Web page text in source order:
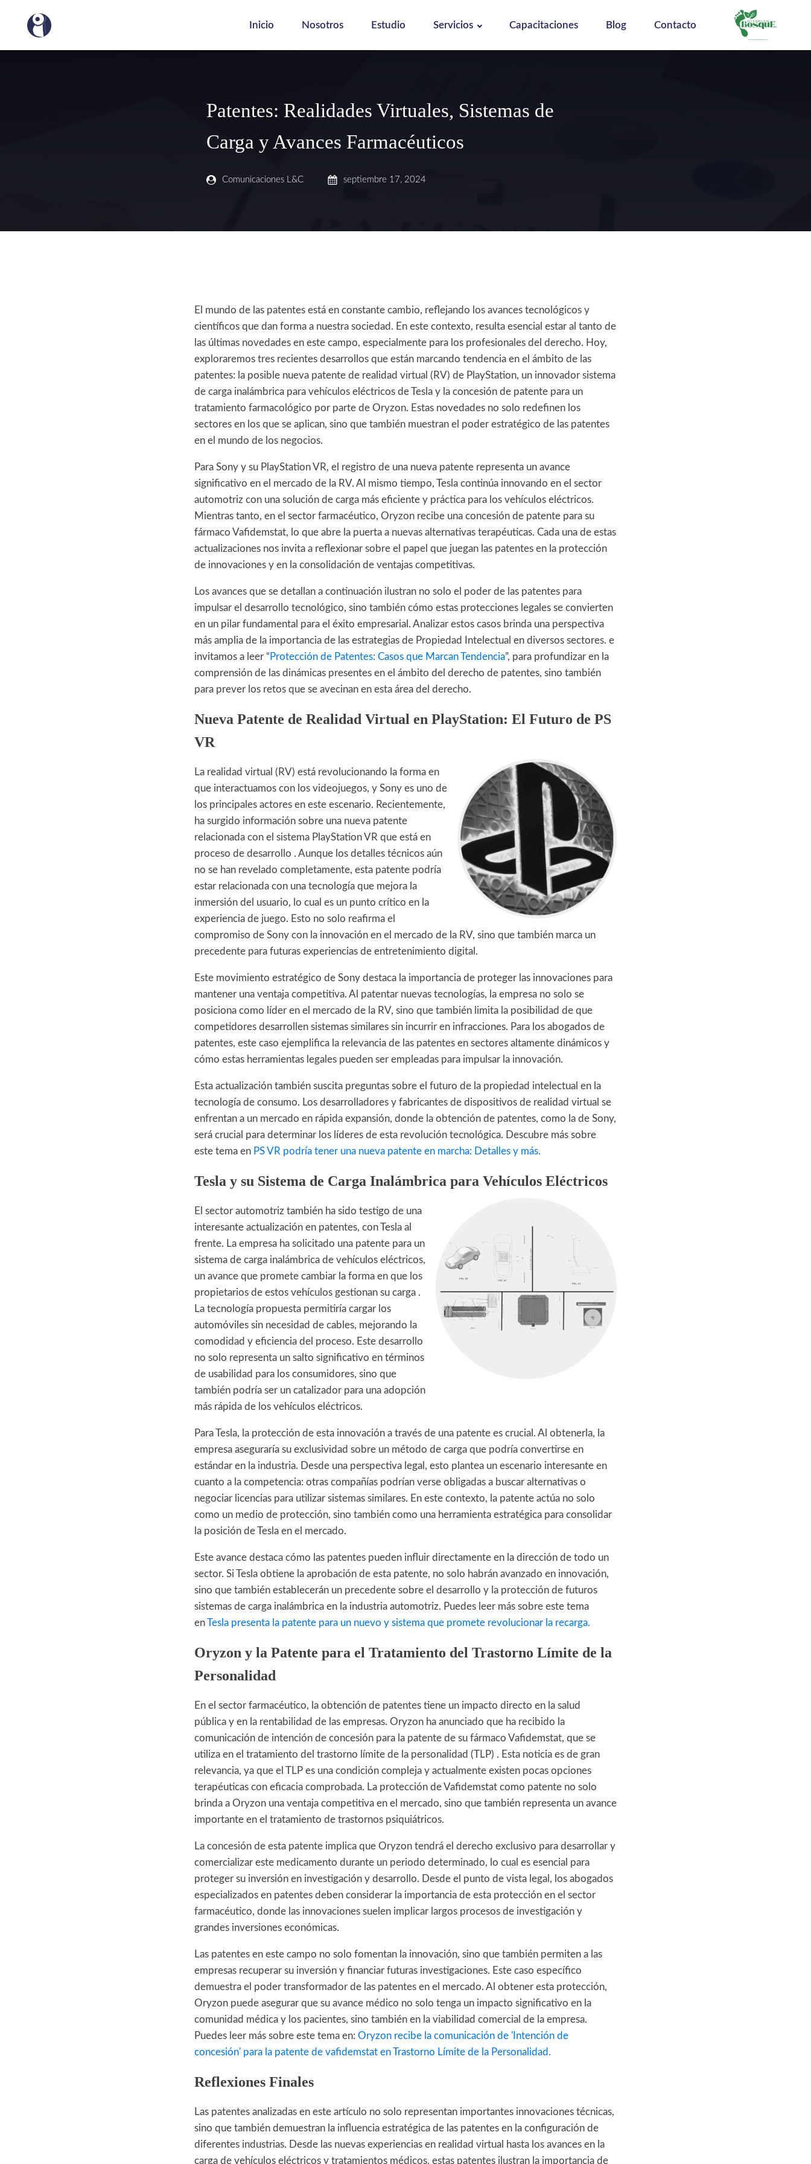
Inicio Nosotros Estudio Servicios Capacitaciones Blog Contacto
Patentes: Realidades Virtuales, Sistemas de
Carga y Avances Farmacéuticos
Comunicaciones L&C septiembre 17, 2024
El mundo de las patentes está en constante cambio, reflejando los avances tecnológicos y
científicos que dan forma a nuestra sociedad. En este contexto, resulta esencial estar al tanto de
las últimas novedades en este campo, especialmente para los profesionales del derecho. Hoy,
exploraremos tres recientes desarrollos que están marcando tendencia en el ámbito de las
patentes: la posible nueva patente de realidad virtual (RV) de PlayStation, un innovador sistema
de carga inalámbrica para vehículos eléctricos de Tesla y la concesión de patente para un
tratamiento farmacológico por parte de Oryzon. Estas novedades no solo redefinen los
sectores en los que se aplican, sino que también muestran el poder estratégico de las patentes
en el mundo de los negocios.
Para Sony y su PlayStation VR, el registro de una nueva patente representa un avance
significativo en el mercado de la RV. Al mismo tiempo, Tesla continúa innovando en el sector
automotriz con una solución de carga más eficiente y práctica para los vehículos eléctricos.
Mientras tanto, en el sector farmacéutico, Oryzon recibe una concesión de patente para su
fármaco Vafidemstat, lo que abre la puerta a nuevas alternativas terapéuticas. Cada una de estas
actualizaciones nos invita a reflexionar sobre el papel que juegan las patentes en la protección
de innovaciones y en la consolidación de ventajas competitivas.
Los avances que se detallan a continuación ilustran no solo el poder de las patentes para
impulsar el desarrollo tecnológico, sino también cómo estas protecciones legales se convierten
en un pilar fundamental para el éxito empresarial. Analizar estos casos brinda una perspectiva
más amplia de la importancia de las estrategias de Propiedad Intelectual en diversos sectores. e
invitamos a leer “ Protección de Patentes: Casos que Marcan Tendencia”, para profundizar en la
comprensión de las dinámicas presentes en el ámbito del derecho de patentes, sino también
para prever los retos que se avecinan en esta área del derecho.
Nueva Patente de Realidad Virtual en PlayStation: El Futuro de PS
VR
La realidad virtual (RV) está revolucionando la forma en
que interactuamos con los videojuegos, y Sony es uno de
los principales actores en este escenario. Recientemente,
ha surgido información sobre una nueva patente
relacionada con el sistema PlayStation VR que está en
proceso de desarrollo . Aunque los detalles técnicos aún
no se han revelado completamente, esta patente podría
estar relacionada con una tecnología que mejora la
inmersión del usuario, lo cual es un punto crítico en la
experiencia de juego. Esto no solo reafirma el
compromiso de Sony con la innovación en el mercado de la RV, sino que también marca un
precedente para futuras experiencias de entretenimiento digital.
Este movimiento estratégico de Sony destaca la importancia de proteger las innovaciones para
mantener una ventaja competitiva. Al patentar nuevas tecnologías, la empresa no solo se
posiciona como líder en el mercado de la RV, sino que también limita la posibilidad de que
competidores desarrollen sistemas similares sin incurrir en infracciones. Para los abogados de
patentes, este caso ejemplifica la relevancia de las patentes en sectores altamente dinámicos y
cómo estas herramientas legales pueden ser empleadas para impulsar la innovación.
Esta actualización también suscita preguntas sobre el futuro de la propiedad intelectual en la
tecnología de consumo. Los desarrolladores y fabricantes de dispositivos de realidad virtual se
enfrentan a un mercado en rápida expansión, donde la obtención de patentes, como la de Sony,
será crucial para determinar los líderes de esta revolución tecnológica. Descubre más sobre
este tema en PS VR podría tener una nueva patente en marcha: Detalles y más.
Tesla y su Sistema de Carga Inalámbrica para Vehículos Eléctricos
El sector automotriz también ha sido testigo de una
interesante actualización en patentes, con Tesla al
frente. La empresa ha solicitado una patente para un
sistema de carga inalámbrica de vehículos eléctricos,
un avance que promete cambiar la forma en que los
propietarios de estos vehículos gestionan su carga .
La tecnología propuesta permitiría cargar los
automóviles sin necesidad de cables, mejorando la
comodidad y eficiencia del proceso. Este desarrollo
no solo representa un salto significativo en términos
de usabilidad para los consumidores, sino que
también podría ser un catalizador para una adopción
más rápida de los vehículos eléctricos.
Para Tesla, la protección de esta innovación a través de una patente es crucial. Al obtenerla, la
empresa aseguraría su exclusividad sobre un método de carga que podría convertirse en
estándar en la industria. Desde una perspectiva legal, esto plantea un escenario interesante en
cuanto a la competencia: otras compañías podrían verse obligadas a buscar alternativas o
negociar licencias para utilizar sistemas similares. En este contexto, la patente actúa no solo
como un medio de protección, sino también como una herramienta estratégica para consolidar
la posición de Tesla en el mercado.
Este avance destaca cómo las patentes pueden influir directamente en la dirección de todo un
sector. Si Tesla obtiene la aprobación de esta patente, no solo habrán avanzado en innovación,
sino que también establecerán un precedente sobre el desarrollo y la protección de futuros
sistemas de carga inalámbrica en la industria automotriz. Puedes leer más sobre este tema
enTesla presenta la patente para un nuevo y sistema que promete revolucionar la recarga.
Oryzon y la Patente para el Tratamiento del Trastorno Límite de la
Personalidad
En el sector farmacéutico, la obtención de patentes tiene un impacto directo en la salud
pública y en la rentabilidad de las empresas. Oryzon ha anunciado que ha recibido la
comunicación de intención de concesión para la patente de su fármaco Vafidemstat, que se
utiliza en el tratamiento del trastorno límite de la personalidad (TLP) . Esta noticia es de gran
relevancia, ya que el TLP es una condición compleja y actualmente existen pocas opciones
terapéuticas con eficacia comprobada. La protección de Vafidemstat como patente no solo
brinda a Oryzon una ventaja competitiva en el mercado, sino que también representa un avance
importante en el tratamiento de trastornos psiquiátricos.
La concesión de esta patente implica que Oryzon tendrá el derecho exclusivo para desarrollar y
comercializar este medicamento durante un periodo determinado, lo cual es esencial para
proteger su inversión en investigación y desarrollo. Desde el punto de vista legal, los abogados
especializados en patentes deben considerar la importancia de esta protección en el sector
farmacéutico, donde las innovaciones suelen implicar largos procesos de investigación y
grandes inversiones económicas.
Las patentes en este campo no solo fomentan la innovación, sino que también permiten a las
empresas recuperar su inversión y financiar futuras investigaciones. Este caso específico
demuestra el poder transformador de las patentes en el mercado. Al obtener esta protección,
Oryzon puede asegurar que su avance médico no solo tenga un impacto significativo en la
comunidad médica y los pacientes, sino también en la viabilidad comercial de la empresa.
Puedes leer más sobre este tema en: Oryzon recibe la comunicación de 'Intención de
concesión' para la patente de vafidemstat en Trastorno Límite de la Personalidad.
Reflexiones Finales
Las patentes analizadas en este artículo no solo representan importantes innovaciones técnicas,
sino que también demuestran la influencia estratégica de las patentes en la configuración de
diferentes industrias. Desde las nuevas experiencias en realidad virtual hasta los avances en la
carga de vehículos eléctricos y tratamientos médicos, estas patentes ilustran la importancia de